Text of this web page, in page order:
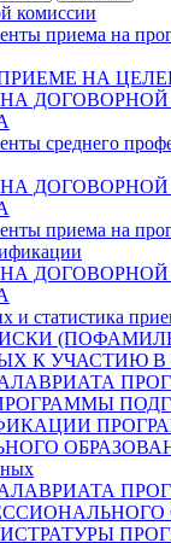
комиссии
приема на
НА
ДОГОВОРНОЙ
среднего
ДОГОВОРНОЙ
приема на
ДОГОВОРНОЙ
и статистика
К УЧАСТИЮ В